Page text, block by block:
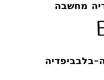
מחשבה